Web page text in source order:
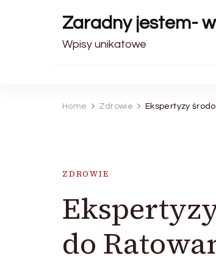
Zaradny jestem-
Wpisy unikatowe
Home Zdrowie Ekspertyzy
ZDROWIE
do